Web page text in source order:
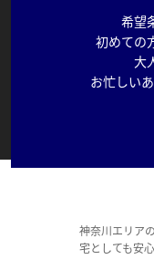
希望
初めての
大
お忙しい
神奈川エリア
宅としても安